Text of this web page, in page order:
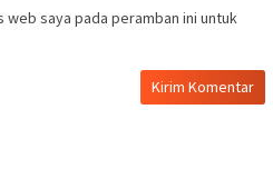
web saya pada peramban ini untuk